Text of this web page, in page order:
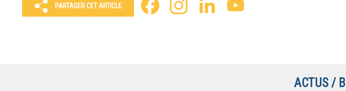
PARTAGER CET ARTICLE Facebook Instagram LinkedIn
ACTUS /